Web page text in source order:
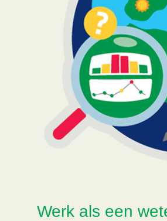
Werk als een